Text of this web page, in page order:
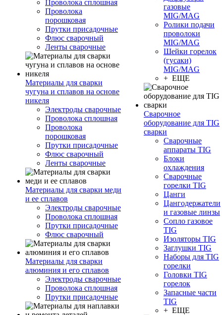
Проволока сплошная
Проволока
порошковая
Прутки присадочные
Флюс сварочный
Ленты сварочные
Материалы для сварки
чугуна и сплавов на основе
никеля
Электроды сварочные
Проволока сплошная
Проволока
порошковая
Прутки присадочные
Флюс сварочный
Ленты сварочные
Материалы для сварки меди
и ее сплавов
Электроды сварочные
Проволока сплошная
Прутки присадочные
Флюс сварочный
Материалы для сварки
алюминия и его сплавов
Электроды сварочные
Проволока сплошная
Прутки присадочные
газовые
MIG/MAG
Ролики подачи
проволоки
MIG/MAG
Шейки горелок
(гусаки)
MIG/MAG
+ ЕЩЕ
Сварочное
оборудование для TIG
сварки
Сварочные
аппараты TIG
Блоки
охлаждения
Сварочные
горелки TIG
Цанги
Цангодержатели
и газовые линзы
Сопло газовое
TIG
Изоляторы TIG
Заглушки TIG
Наборы для TIG
горелки
Головки TIG
горелок
Запасные части
TIG
+ ЕЩЕ